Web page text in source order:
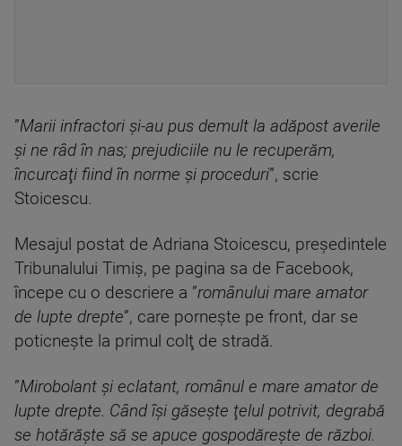
”Marii infractori şi-au pus demult la adăpost averile
şi ne râd în nas; prejudiciile nu le recuperăm,
încurcaţi fiind în norme şi proceduri”, scrie
Stoicescu.
Mesajul postat de Adriana Stoicescu, preşedintele
Tribunalului Timiş, pe pagina sa de Facebook,
începe cu o descriere a ”românului mare amator
de lupte drepte”, care porneşte pe front, dar se
poticneşte la primul colţ de stradă.
”Mirobolant şi eclatant, românul e mare amator de
lupte drepte. Când îşi găseşte ţelul potrivit, degrabă
se hotărăşte să se apuce gospodăreşte de război.